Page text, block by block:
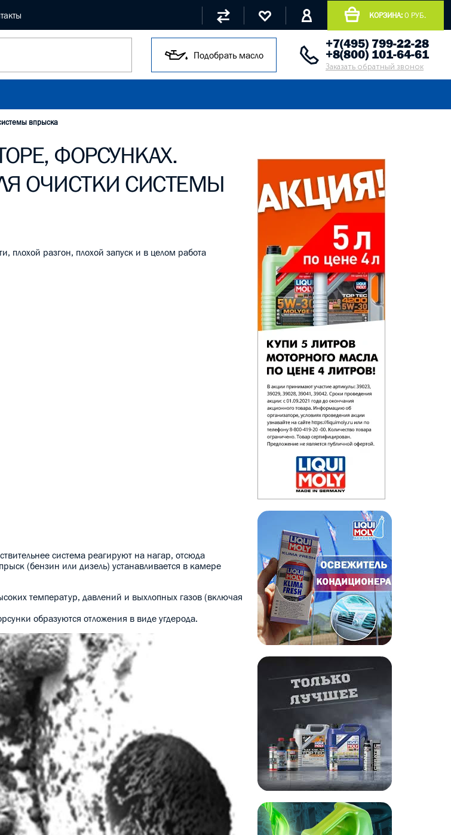
КОРЗИНА: 0 РУБ.
Подобрать масло
+7(495) 799-22-28
+8(800) 101-64-61
Заказать обратный звонок
впрыска
ФОРСУНКАХ.
ОЧИСТКИ СИСТЕМЫ
плохой разгон, плохой запуск и в целом работа
система реагируют на нагар, отсюда
(бензин или дизель) устанавливается в камере
температур, давлений и выхлопных газов (включая
образуются отложения в виде угдерода.